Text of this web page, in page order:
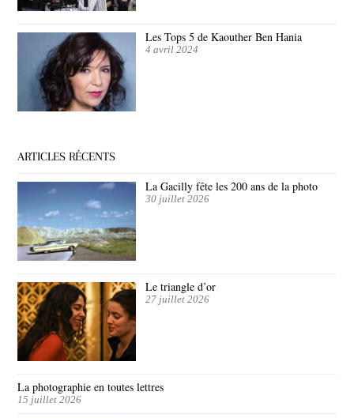
Les Tops 5 de Kaouther Ben Hania
4 avril 2024
ARTICLES RÉCENTS
La Gacilly fête les 200 ans de la photo
30 juillet 2026
Le triangle d’or
27 juillet 2026
La photographie en toutes lettres
15 juillet 2026